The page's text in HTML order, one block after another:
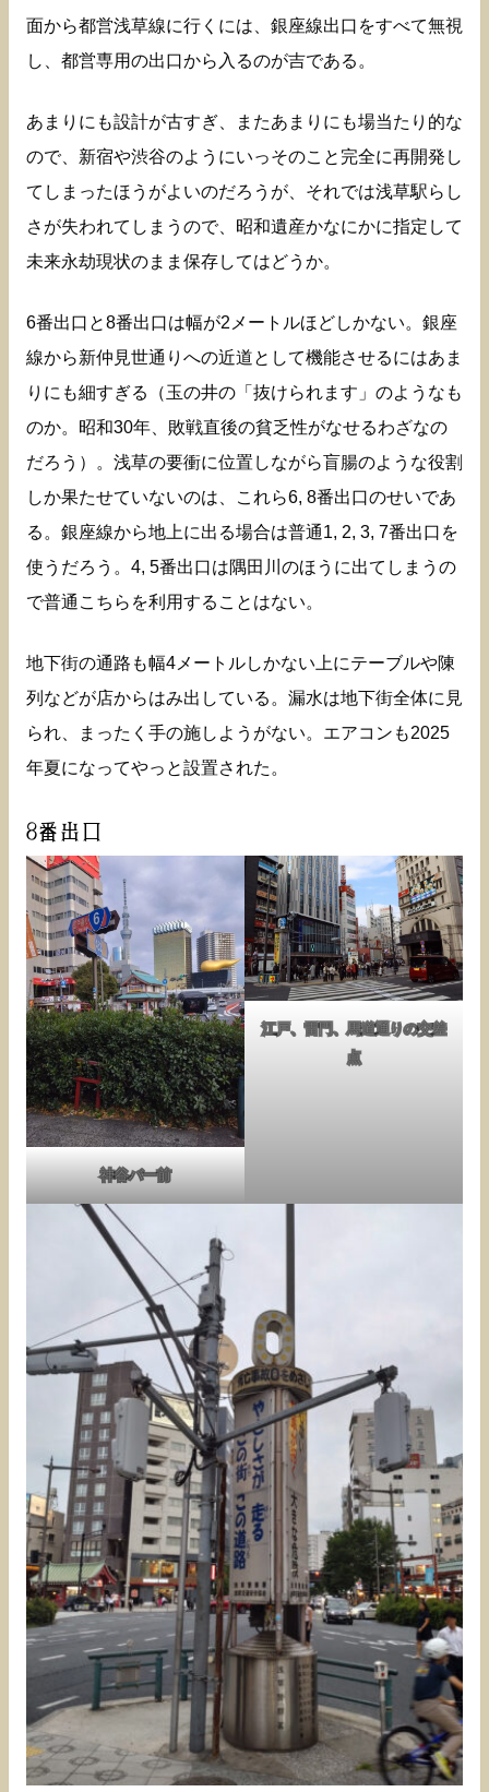
面から都営浅草線に行くには、銀座線出口をすべて無視
し、都営専用の出口から入るのが吉である。
あまりにも設計が古すぎ、またあまりにも場当たり的な
ので、新宿や渋谷のようにいっそのこと完全に再開発し
てしまったほうがよいのだろうが、それでは浅草駅らし
さが失われてしまうので、昭和遺産かなにかに指定して
未来永劫現状のまま保存してはどうか。
6番出口と8番出口は幅が2メートルほどしかない。銀座
線から新仲見世通りへの近道として機能させるにはあま
りにも細すぎる（玉の井の「抜けられます」のようなも
のか。昭和30年、敗戦直後の貧乏性がなせるわざなの
だろう）。浅草の要衝に位置しながら盲腸のような役割
しか果たせていないのは、これら6, 8番出口のせいであ
る。銀座線から地上に出る場合は普通1, 2, 3, 7番出口を
使うだろう。4, 5番出口は隅田川のほうに出てしまうの
で普通こちらを利用することはない。
地下街の通路も幅4メートルしかない上にテーブルや陳
列などが店からはみ出している。漏水は地下街全体に見
られ、まったく手の施しようがない。エアコンも2025
年夏になってやっと設置された。
8番出口
神谷バー前
江戸、雷門、馬道通りの交差
点